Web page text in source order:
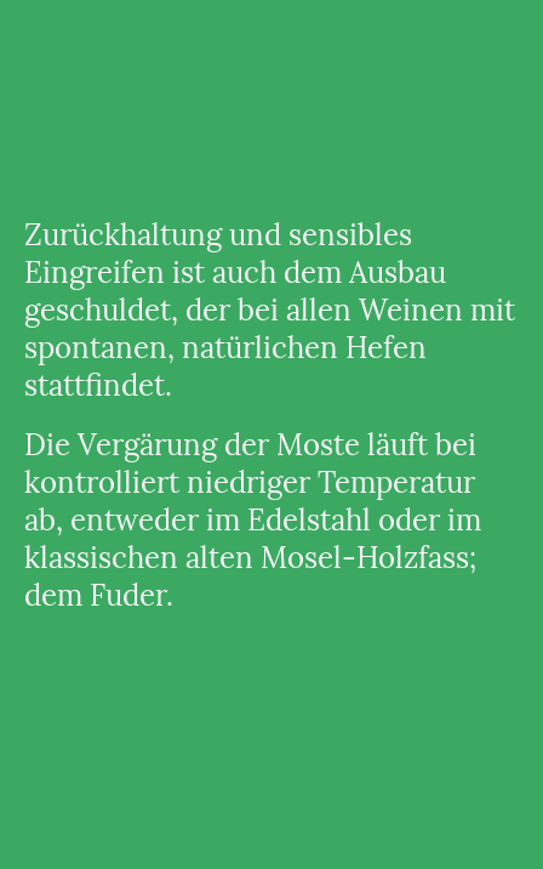
Zurückhaltung und sensibles
Eingreifen ist auch dem Ausbau
geschuldet, der bei allen Weinen mit
spontanen, natürlichen Hefen
stattfindet.
Die Vergärung der Moste läuft bei
kontrolliert niedriger Temperatur
ab, entweder im Edelstahl oder im
klassischen alten Mosel-Holzfass;
dem Fuder.